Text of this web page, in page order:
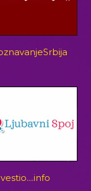
vestio....info